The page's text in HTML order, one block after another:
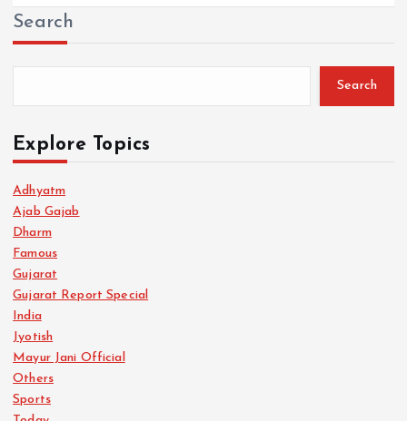
Search
Search
Explore Topics
Adhyatm
Ajab Gajab
Dharm
Famous
Gujarat
Gujarat Report Special
India
Jyotish
Mayur Jani Official
Others
Sports